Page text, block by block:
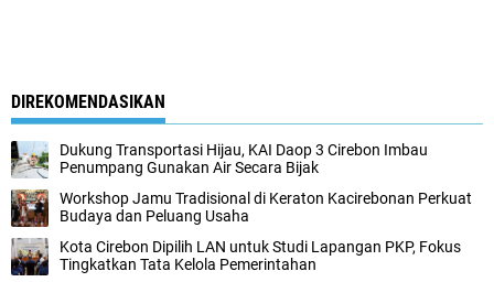
DIREKOMENDASIKAN
Dukung Transportasi Hijau, KAI Daop 3 Cirebon Imbau
Penumpang Gunakan Air Secara Bijak
Workshop Jamu Tradisional di Keraton Kacirebonan Perkuat
Budaya dan Peluang Usaha
Kota Cirebon Dipilih LAN untuk Studi Lapangan PKP, Fokus
Tingkatkan Tata Kelola Pemerintahan